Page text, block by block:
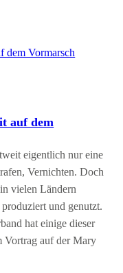
auf dem
eigentlich nur eine
Vernichten. Doch
vielen Ländern
und genutzt.
hat einige dieser
Vortrag auf der Mary